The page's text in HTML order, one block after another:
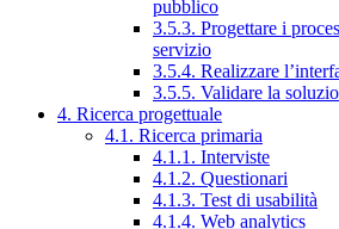
pubblico
3.5.3. Progettare i
servizio
3.5.4. Realizzare
3.5.5. Validare la
4. Ricerca progettuale
4.1. Ricerca primaria
4.1.1. Interviste
4.1.2. Questionari
4.1.3. Test di usabilità
4.1.4. Web analytics